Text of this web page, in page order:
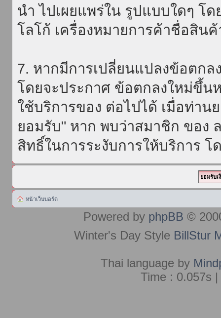
นำ ไปเผยแพร่ใน รูปแบบใดๆ โ
โลโก้ เครื่องหมายการค้าชื่อสิน
7. หากมีการเปลี่ยนแปลงข้อตกล
โดยจะประกาศ ข้อตกลงใหม่ขึ้น
ใช้บริการของ ต่อไปได้ เมื่อท่า
ยอมรับ" หาก พบว่าสมาชิก ของ
สิทธิ์ในการระงับการให้บริการ
หน้าเว็บบอร์ด
Powered by phpBB ©
Winter's Day Style BillStur
Thai language by
Time : 0.057s